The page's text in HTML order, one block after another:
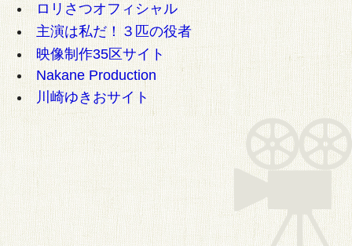
ロリさつオフィシャル
主演は私だ！３匹の役者
映像制作35区サイト
Nakane Production
川崎ゆきおサイト